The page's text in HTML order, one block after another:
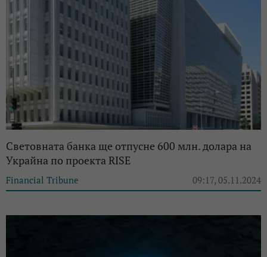
Световната банка ще отпусне 600 млн. долара на
Украйна по проекта RISE
Financial Tribune 09:17, 05.11.2024